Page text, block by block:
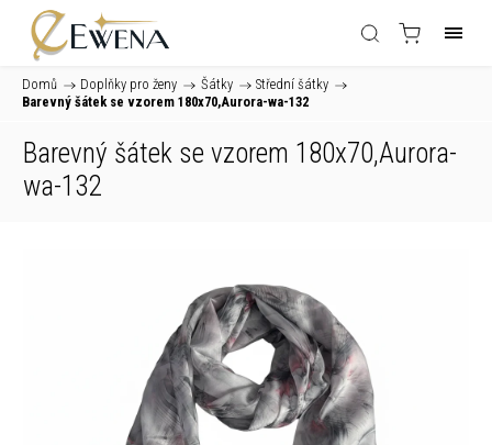
Domů / Doplňky pro ženy / Šátky / Střední šátky /
Barevný šátek se vzorem 180x70,Aurora-wa-132
Barevný šátek se vzorem 180x70,Aurora-
wa-132